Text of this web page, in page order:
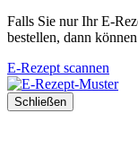
Falls Sie nur Ihr E-
bestellen, dann
E-Rezept scannen
Schließen